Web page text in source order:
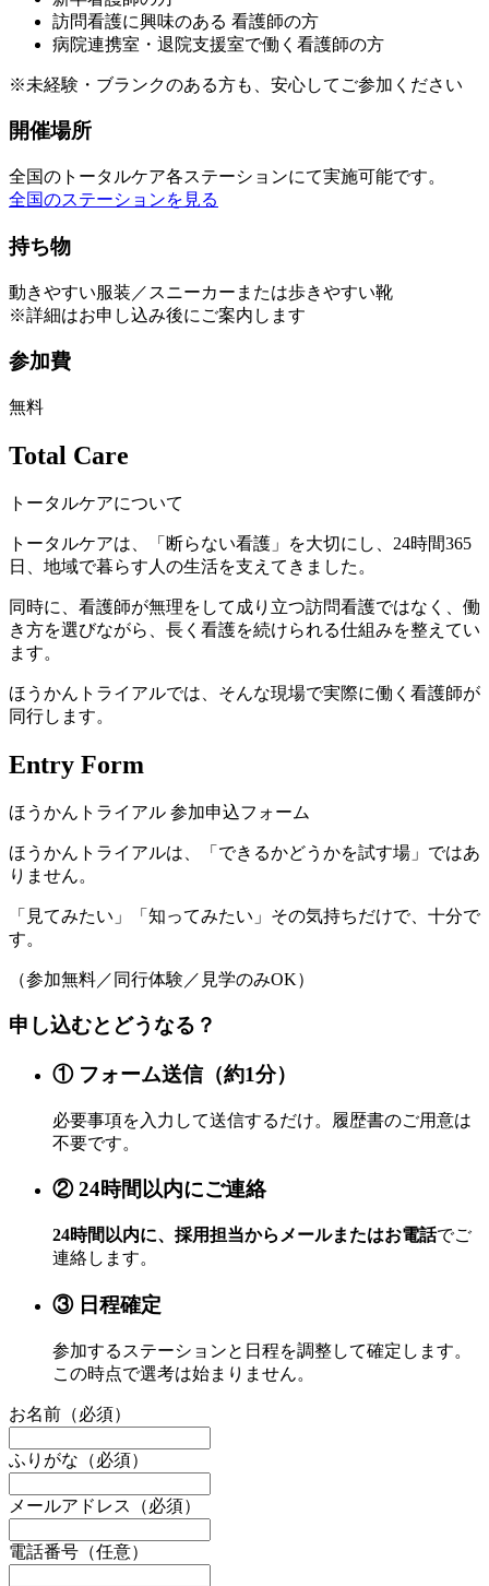
訪問看護に興味のある 看護師の方
病院連携室・退院支援室で働く看護師の方
※未経験・ブランクのある方も、安心してご参加ください
開催場所
全国のトータルケア各ステーションにて実施可能です。
全国のステーションを見る
持ち物
動きやすい服装／スニーカーまたは歩きやすい靴
※詳細はお申し込み後にご案内します
参加費
無料
Total Care
トータルケアについて
トータルケアは、「断らない看護」を大切にし、24時間365
日、地域で暮らす人の生活を支えてきました。
同時に、看護師が無理をして成り立つ訪問看護ではなく、働
き方を選びながら、長く看護を続けられる仕組みを整えてい
ます。
ほうかんトライアルでは、そんな現場で実際に働く看護師が
同行します。
Entry Form
ほうかんトライアル 参加申込フォーム
ほうかんトライアルは、「できるかどうかを試す場」ではあ
りません。
「見てみたい」「知ってみたい」その気持ちだけで、十分で
す。
（参加無料／同行体験／見学のみOK）
申し込むとどうなる？
① フォーム送信（約1分）
必要事項を入力して送信するだけ。履歴書のご用意は
不要です。
② 24時間以内にご連絡
24時間以内に、採用担当からメールまたはお電話でご
連絡します。
③ 日程確定
参加するステーションと日程を調整して確定します。
この時点で選考は始まりません。
お名前（必須）
ふりがな（必須）
メールアドレス（必須）
電話番号（任意）